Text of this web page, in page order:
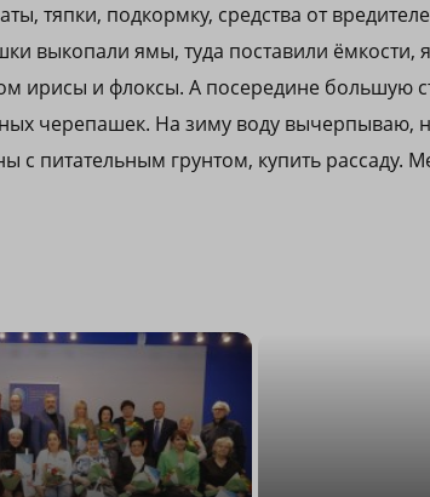
тяпки, подкормку, средства от
выкопали ямы, туда поставили ёмкости,
ирисы и флоксы. А посередине большую
черепашек. На зиму воду вычерпываю,
с питательным грунтом, купить рассаду.